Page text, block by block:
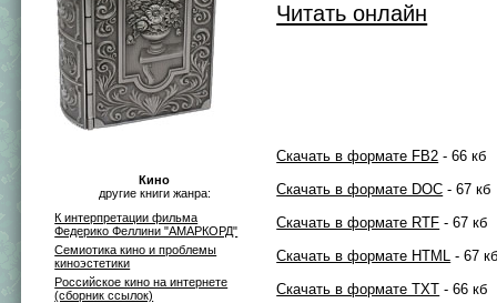
Кино
другие книги жанра:
К интерпретации фильма
Федерико Феллини "АМАРКОРД"
Семиотика кино и проблемы
киноэстетики
Российское кино на интернете
(сборник ссылок)
Читать онлайн
Скачать в формате FB2 - 66 кб
Скачать в формате DOC - 67 кб
Скачать в формате RTF - 67 кб
Скачать в формате HTML - 67
Скачать в формате TXT - 66 кб